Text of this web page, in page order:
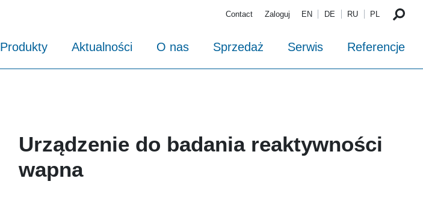
Contact Zaloguj EN DE RU PL
Produkty Aktualności O nas Sprzedaż Serwis Referencje
Urządzenie do badania reaktywności
wapna